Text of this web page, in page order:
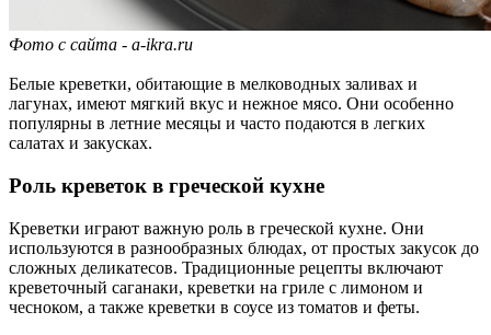
Фото с сайта - a-ikra.ru
Белые креветки, обитающие в мелководных заливах и
лагунах, имеют мягкий вкус и нежное мясо. Они особенно
популярны в летние месяцы и часто подаются в легких
салатах и закусках.
Роль креветок в греческой кухне
Креветки играют важную роль в греческой кухне. Они
используются в разнообразных блюдах, от простых закусок до
сложных деликатесов. Традиционные рецепты включают
креветочный саганаки, креветки на гриле с лимоном и
чесноком, а также креветки в соусе из томатов и феты.